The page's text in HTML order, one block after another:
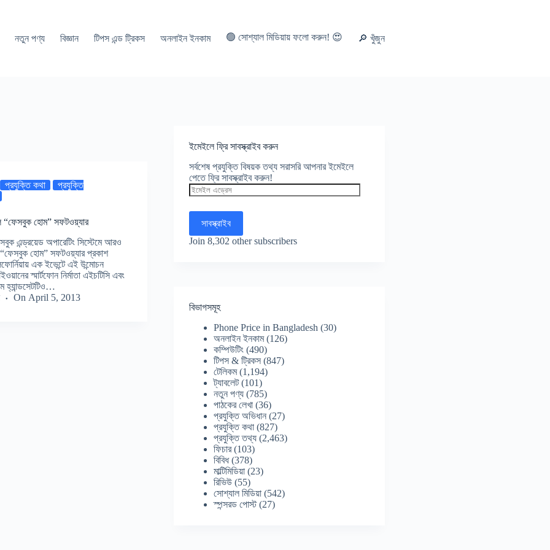
নতুন পণ্য বিজ্ঞান টিপস এন্ড ট্রিকস অনলাইন ইনকাম 🟢 সোশ্যাল মিডিয়ায় ফলো করুন! 😍 🔎 খুঁজুন
প্রযুক্তি কথা
প্রযুক্তি
“ফেসবুক হোম” সফটওয়্যার
এন্ড্রয়েড অপারেটিং সিস্টেমে আরও
হোম” সফটওয়্যার প্রকাশ
এক ইভেন্টে এই উন্মোচন
স্মার্টফোন নির্মাতা এইচটিসি এবং
হ্যান্ডসেটটিও…
On April 5, 2013
ইমেইলে ফ্রি সাবস্ক্রাইব করুন
সর্বশেষ প্রযুক্তি বিষয়ক তথ্য সরাসরি আপনার ইমেইলে
পেতে ফ্রি সাবস্ক্রাইব করুন!
ইমেইল
এড্রেস
সাবস্ক্রাইব
Join 8,302 other subscribers
বিভাগসমূহ
Phone Price in Bangladesh (30)
অনলাইন ইনকাম(126)
কম্পিউটিং (490)
টিপস & ট্রিকস (847)
টেলিকম(1,194)
ট্যাবলেট(101)
নতুন পণ্য (785)
পাঠকের লেখা (36)
প্রযুক্তি অভিধান (27)
প্রযুক্তি কথা (827)
প্রযুক্তি তথ্য (2,463)
ফিচার(103)
বিবিধ(378)
মাল্টিমিডিয়া (23)
রিভিউ (55)
সোশ্যাল মিডিয়া (542)
স্পন্সরড পোস্ট(27)